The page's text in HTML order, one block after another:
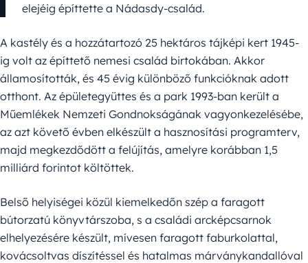
elejéig építtette a Nádasdy-család.
A kastély és a hozzátartozó 25 hektáros tájképi kert 1945-
ig volt az építtető nemesi család birtokában. Akkor
államosították, és 45 évig különböző funkcióknak adott
otthont. Az épületegyüttes és a park 1993-ban került a
Műemlékek Nemzeti Gondnokságának vagyonkezelésébe,
az azt követő évben elkészült a hasznosítási programterv,
majd megkezdődött a felújítás, amelyre korábban 1,5
milliárd forintot költöttek.
Belső helyiségei közül kiemelkedőn szép a faragott
bútorzatú könyvtárszoba, s a családi arcképcsarnok
elhelyezésére készült, mívesen faragott faburkolattal,
kovácsoltvas díszítéssel és hatalmas márványkandallóval